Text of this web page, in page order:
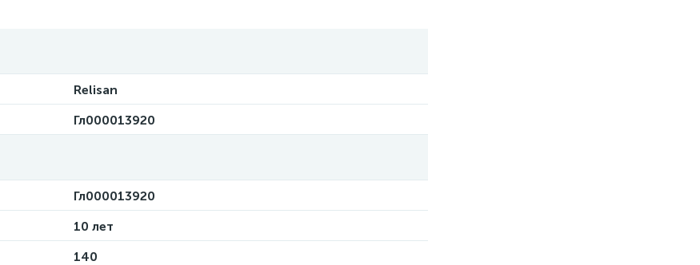
Relisan
Гл000013920
Гл000013920
10 лет
140